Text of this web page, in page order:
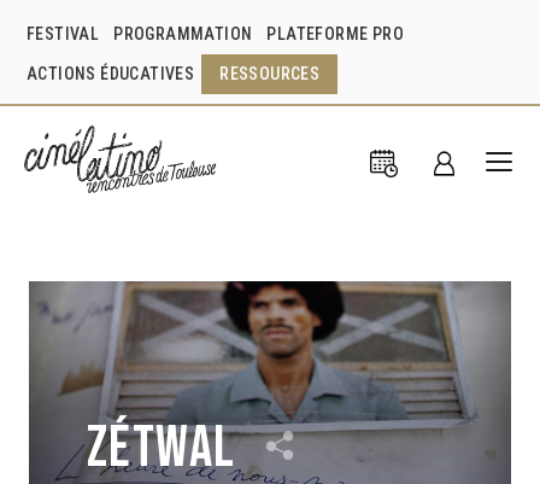
FESTIVAL PROGRAMMATION PLATEFORME PRO
ACTIONS ÉDUCATIVES RESSOURCES
Zétwal